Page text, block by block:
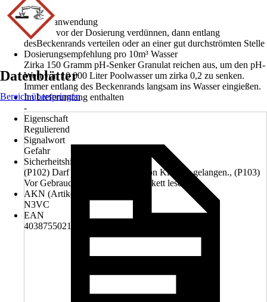
1,5 kg
Produktanwendung
Produkt vor der Dosierung verdünnen, dann entlang
desBeckenrands verteilen oder an einer gut durchströmten Stelle
Dosierungsempfehlung pro 10m³ Wasser
Zirka 150 Gramm pH-Senker Granulat reichen aus, um den pH-
Wert von 10 000 Liter Poolwasser um zirka 0,2 zu senken.
Immer entlang des Beckenrands langsam ins Wasser eingießen.
Im Lieferumfang enthalten
-
Eigenschaft
Regulierend
Signalwort
Gefahr
Sicherheitshinweise (P-Sätze)
(P102) Darf nicht in die Hände von Kindern gelangen., (P103)
Vor Gebrauch Kennzeichnungsetikett lesen.
AKN (Artikelkurznummer)
N3VC
EAN
4038755021717
Datenblätter
Bereich überspringen